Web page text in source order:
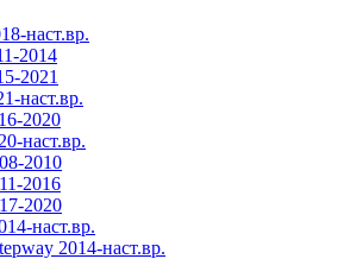
наст.вр.
2014
2021
наст.вр.
2020
наст.вр.
2010
2016
2020
наст.вр.
2014-наст.вр.